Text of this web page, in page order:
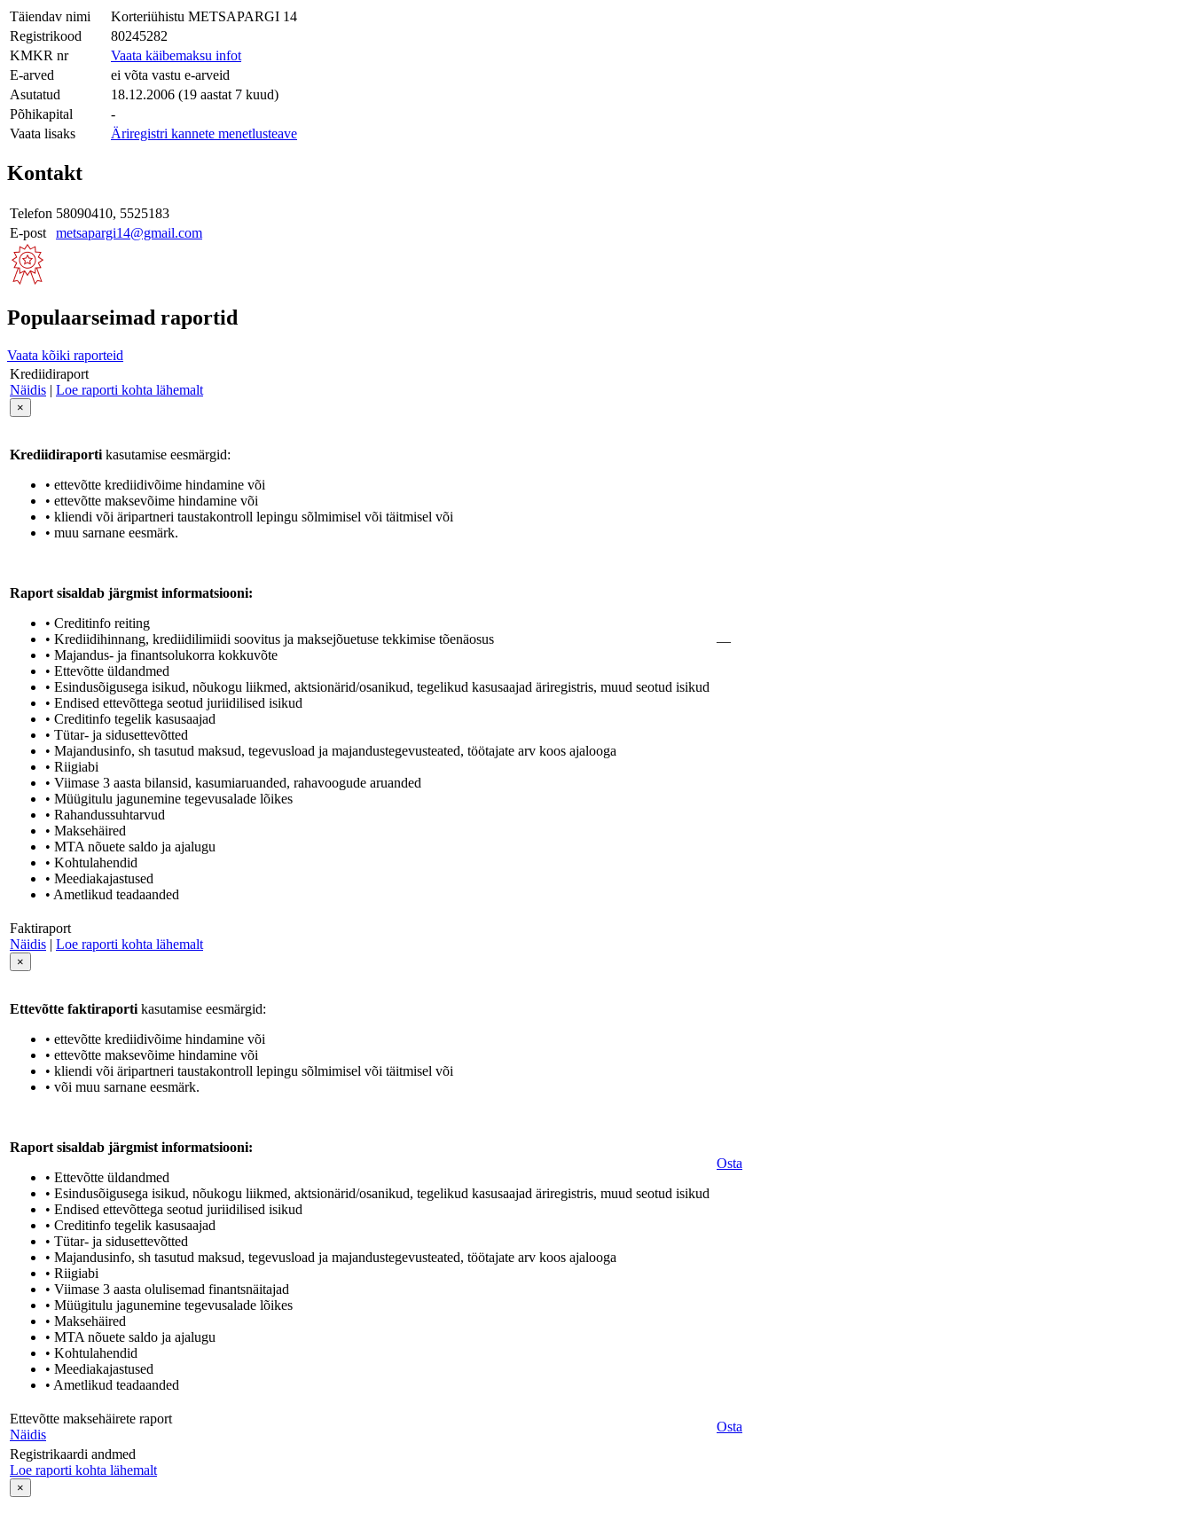
Täiendav nimi
Korteriühistu METSAPARGI 14
Registrikood
80245282
KMKR nr
Vaata käibemaksu infot
E-arved
ei võta vastu e-arveid
Asutatud
18.12.2006 (19 aastat 7 kuud)
Põhikapital
-
Vaata lisaks
Äriregistri kannete menetlusteave
Kontakt
Telefon 58090410, 5525183
E-post
metsapargi14@gmail.com
Populaarseimad raportid
Vaata kõiki raporteid
Krediidiraport
Näidis | Loe raporti kohta lähemalt
×
Krediidiraporti kasutamise eesmärgid:
• ettevõtte krediidivõime hindamine või
• ettevõtte maksevõime hindamine või
• kliendi või äripartneri taustakontroll lepingu sõlmimisel või täitmisel või
• muu sarnane eesmärk.
Raport sisaldab järgmist informatsiooni:
• Creditinfo reiting
• Krediidihinnang, krediidilimiidi soovitus ja maksejõuetuse tekkimise tõenäosus
• Majandus- ja finantsolukorra kokkuvõte
• Ettevõtte üldandmed
• Esindusõigusega isikud, nõukogu liikmed, aktsionärid/osanikud, tegelikud kasusaajad äriregistris, muud seotud isikud
• Endised ettevõttega seotud juriidilised isikud
• Creditinfo tegelik kasusaajad
• Tütar- ja sidusettevõtted
• Majandusinfo, sh tasutud maksud, tegevusload ja majandustegevusteated, töötajate arv koos ajalooga
• Riigiabi
• Viimase 3 aasta bilansid, kasumiaruanded, rahavoogude aruanded
• Müügitulu jagunemine tegevusalade lõikes
• Rahandussuhtarvud
• Maksehäired
• MTA nõuete saldo ja ajalugu
• Kohtulahendid
• Meediakajastused
• Ametlikud teadaanded
—
Faktiraport
Näidis | Loe raporti kohta lähemalt
×
Ettevõtte faktiraporti kasutamise eesmärgid:
• ettevõtte krediidivõime hindamine või
• ettevõtte maksevõime hindamine või
• kliendi või äripartneri taustakontroll lepingu sõlmimisel või täitmisel või
• või muu sarnane eesmärk.
Raport sisaldab järgmist informatsiooni:
• Ettevõtte üldandmed
• Esindusõigusega isikud, nõukogu liikmed, aktsionärid/osanikud, tegelikud kasusaajad äriregistris, muud seotud isikud
• Endised ettevõttega seotud juriidilised isikud
• Creditinfo tegelik kasusaajad
• Tütar- ja sidusettevõtted
• Majandusinfo, sh tasutud maksud, tegevusload ja majandustegevusteated, töötajate arv koos ajalooga
• Riigiabi
• Viimase 3 aasta olulisemad finantsnäitajad
• Müügitulu jagunemine tegevusalade lõikes
• Maksehäired
• MTA nõuete saldo ja ajalugu
• Kohtulahendid
• Meediakajastused
• Ametlikud teadaanded
Osta
Ettevõtte maksehäirete raport
Näidis
Osta
Registrikaardi andmed
Loe raporti kohta lähemalt
×